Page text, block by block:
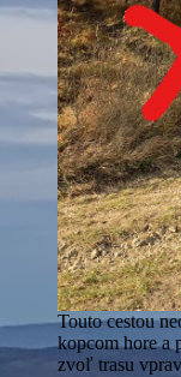
Touto cestou
kopcom hore a
zvoľ trasu